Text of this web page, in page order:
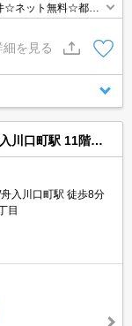
☆ネット無料☆都市
チンや温水洗浄便
トロックで防犯面
細を見る
町駅 11階建 築9年
入川口町駅 徒歩8分
目